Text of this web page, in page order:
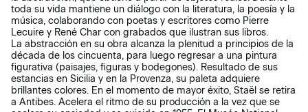
toda su vida mantiene un diálogo con la literatura, la poesía y la
música, colaborando con poetas y escritores como Pierre
Lecuire y René Char con grabados que ilustran sus libros.
La abstracción en su obra alcanza la plenitud a principios de la
década de los cincuenta, para luego regresar a una pintura
figurativa (paisajes, figuras y bodegones). Resultado de sus
estancias en Sicilia y en la Provenza, su paleta adquiere
brillantes colores. En el momento de mayor éxito, Staël se retira
a Antibes. Acelera el ritmo de su producción a la vez que se